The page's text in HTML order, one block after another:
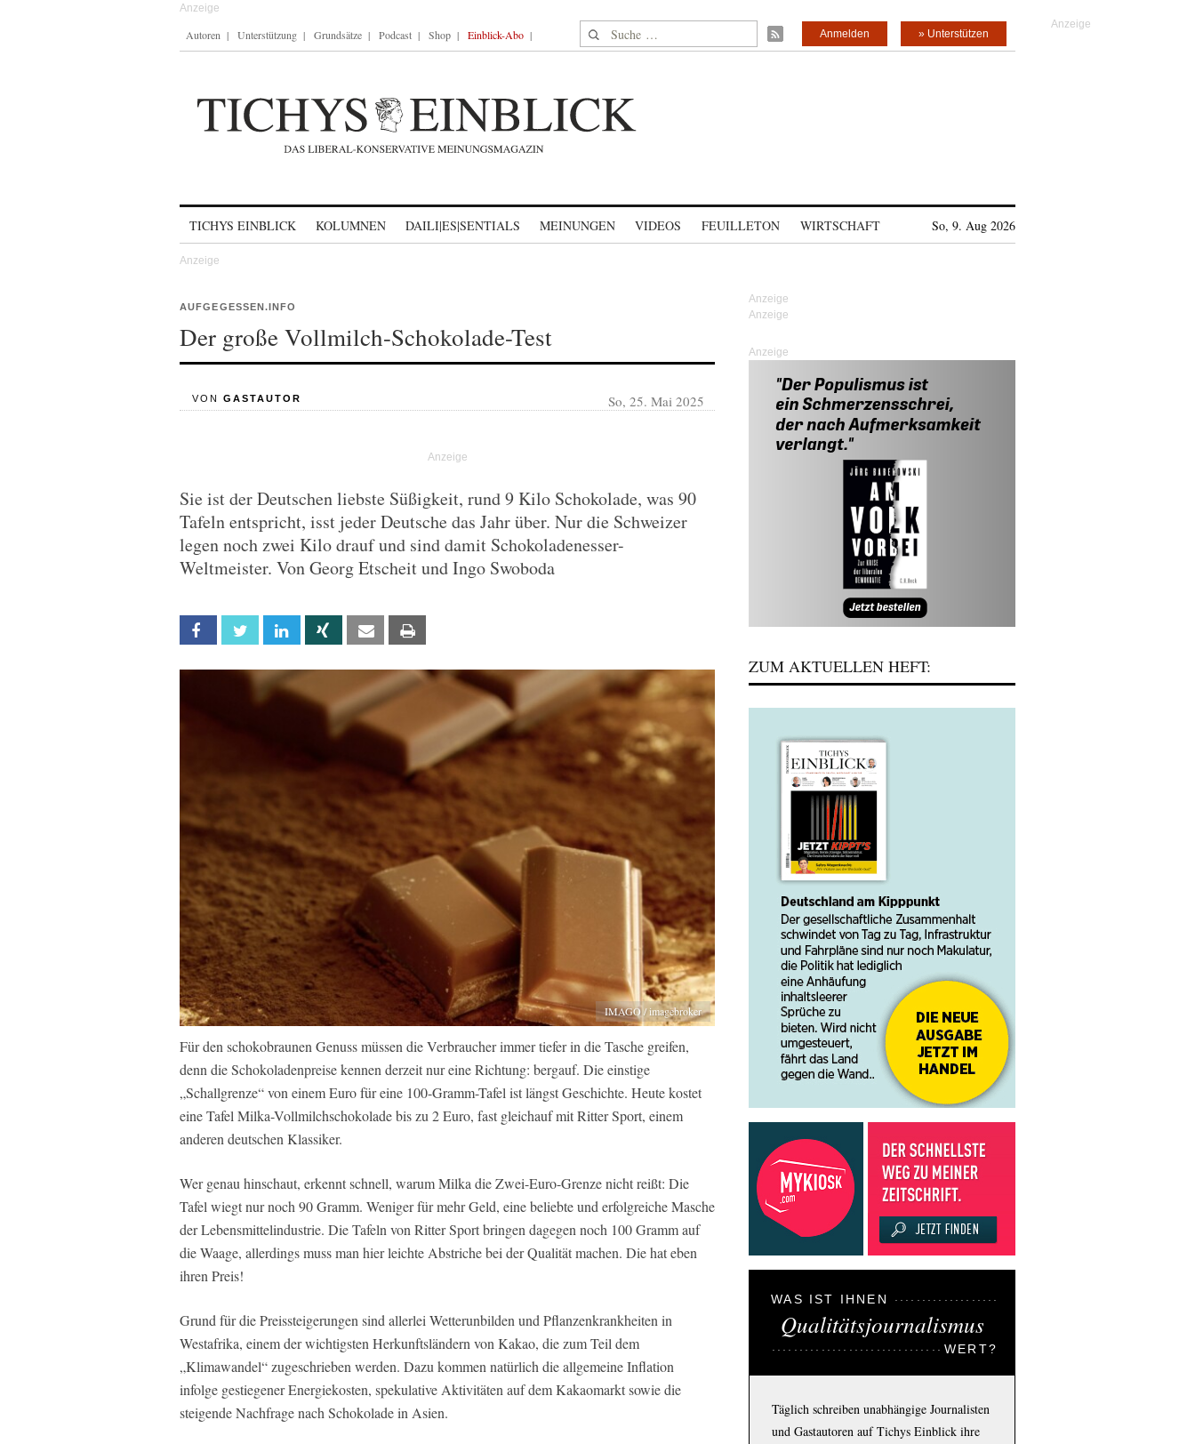
Autoren Unterstützung Grundsätze Podcast Shop Einblick-Abo Suche nach: » Unterstützen
Anmelden
TICHYS EINBLICK KOLUMNEN DAILI|ES|SENTIALS MEINUNGEN VIDEOS FEUILLETON WIRTSCHAFT So, 9. Aug 2026
AUFGEGESSEN.INFO
Der große Vollmilch-Schokolade-Test
VON GASTAUTOR So, 25. Mai 2025
Sie ist der Deutschen liebste Süßigkeit, rund 9 Kilo Schokolade, was 90
Tafeln entspricht, isst jeder Deutsche das Jahr über. Nur die Schweizer
legen noch zwei Kilo drauf und sind damit Schokoladenesser-
Weltmeister. Von Georg Etscheit und Ingo Swoboda
Facebook Twitter Linkedin Xing Email
IMAGO / imagebroker
Für den schokobraunen Genuss müssen die Verbraucher immer tiefer in die Tasche greifen,
denn die Schokoladenpreise kennen derzeit nur eine Richtung: bergauf. Die einstige
„Schallgrenze“ von einem Euro für eine 100-Gramm-Tafel ist längst Geschichte. Heute kostet
eine Tafel Milka-Vollmilchschokolade bis zu 2 Euro, fast gleichauf mit Ritter Sport, einem
anderen deutschen Klassiker.
Wer genau hinschaut, erkennt schnell, warum Milka die Zwei-Euro-Grenze nicht reißt: Die
Tafel wiegt nur noch 90 Gramm. Weniger für mehr Geld, eine beliebte und erfolgreiche Masche
der Lebensmittelindustrie. Die Tafeln von Ritter Sport bringen dagegen noch 100 Gramm auf
die Waage, allerdings muss man hier leichte Abstriche bei der Qualität machen. Die hat eben
ihren Preis!
Grund für die Preissteigerungen sind allerlei Wetterunbilden und Pflanzenkrankheiten in
Westafrika, einem der wichtigsten Herkunftsländern von Kakao, die zum Teil dem
„Klimawandel“ zugeschrieben werden. Dazu kommen natürlich die allgemeine Inflation
infolge gestiegener Energiekosten, spekulative Aktivitäten auf dem Kakaomarkt sowie die
steigende Nachfrage nach Schokolade in Asien.
Anzeige
ZUM AKTUELLEN HEFT:
WAS IST IHNEN
Qualitätsjournalismus
WERT?
Täglich schreiben unabhängige Journalisten
und Gastautoren auf Tichys Einblick ihre